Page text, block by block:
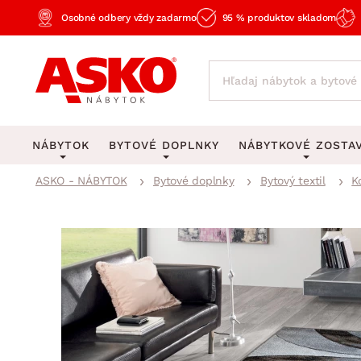
Osobné odbery vždy zadarmo 95 % produktov skladom
NÁBYTOK
Obývacia izba
Spálňa
Pracovňa a kancelária
BYTOVÉ DOPLNKY
Behúne a malé koberce
Detské koberce
Kúpeľňové predložky
Zobrazit vše
Stropné osvetlenie
Lustre a závesné
Stojacie lampy
Zobrazit vše
NÁBYTKOVÉ
Spálňové
Kancelárske
Kuchynské
Detské
Predsieňové
ASKO - NÁBYTOK Bytové doplnky Bytový textil